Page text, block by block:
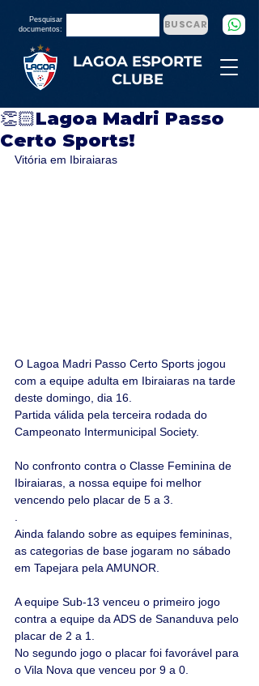
LAGOA ESPORTE
CLUBE
Pesquisar
documentos:
BUSCAR
👏🏻Lagoa Madri Passo
Certo Sports!
Vitória em Ibiraiaras
O Lagoa Madri Passo Certo Sports jogou
com a equipe adulta em Ibiraiaras na tarde
deste domingo, dia 16.
Partida válida pela terceira rodada do
Campeonato Intermunicipal Society.
No confronto contra o Classe Feminina de
Ibiraiaras, a nossa equipe foi melhor
vencendo pelo placar de 5 a 3.
.
Ainda falando sobre as equipes femininas,
as categorias de base jogaram no sábado
em Tapejara pela AMUNOR.
A equipe Sub-13 venceu o primeiro jogo
contra a equipe da ADS de Sananduva pelo
placar de 2 a 1.
No segundo jogo o placar foi favorável para
o Vila Nova que venceu por 9 a 0.